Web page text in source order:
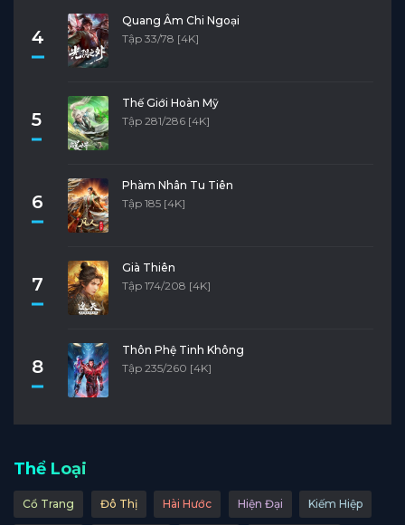
4
Quang Âm Chi Ngoại
Tập 33/78 [4K]
5
Thế Giới Hoàn Mỹ
Tập 281/286 [4K]
6
Phàm Nhân Tu Tiên
Tập 185 [4K]
7
Già Thiên
Tập 174/208 [4K]
8
Thôn Phệ Tinh Không
Tập 235/260 [4K]
Thể Loại
Cổ Trang Đô Thị Hài Hước Hiện Đại Kiếm Hiệp